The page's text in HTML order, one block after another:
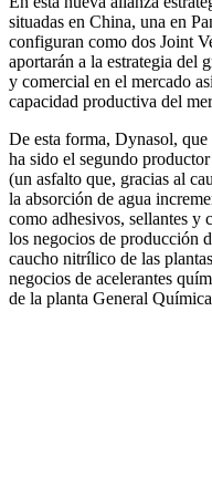
situadas en China, una en
configuran como dos Joint
aportarán a la estrategia del
y comercial en el mercado
capacidad productiva del
De esta forma, Dynasol,
ha sido el segundo
(un asfalto que, gracias al
la absorción de agua
como adhesivos, sellantes y
los negocios de producción
caucho nitrílico de las
negocios de acelerantes
de la planta General